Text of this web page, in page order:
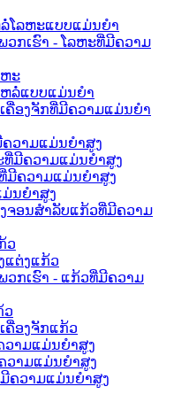
ໂລຫະແບບແມ່ນຍໍາ
ວກເຮົາ - ໂລຫະທີ່ມີຄວາມ
ຫະ
ລໍ່ແບບແມ່ນຍໍາ
ຄື່ອງຈັກທີ່ມີຄວາມແມ່ນຍໍາ
ວາມແມ່ນຍໍາສູງ
ທີ່ມີຄວາມແມ່ນຍໍາສູງ
ມີຄວາມແມ່ນຍໍາສູງ
ນຍໍາສູງ
ຈອນສຳລັບແກ້ວທີ່ມີຄວາມ
ວ
ແຕ່ງແກ້ວ
ວກເຮົາ - ແກ້ວທີ່ມີຄວາມ
ວ
ຄື່ອງຈັກແກ້ວ
ວາມແມ່ນຍໍາສູງ
ວາມແມ່ນຍໍາສູງ
ຄວາມແມ່ນຍໍາສູງ